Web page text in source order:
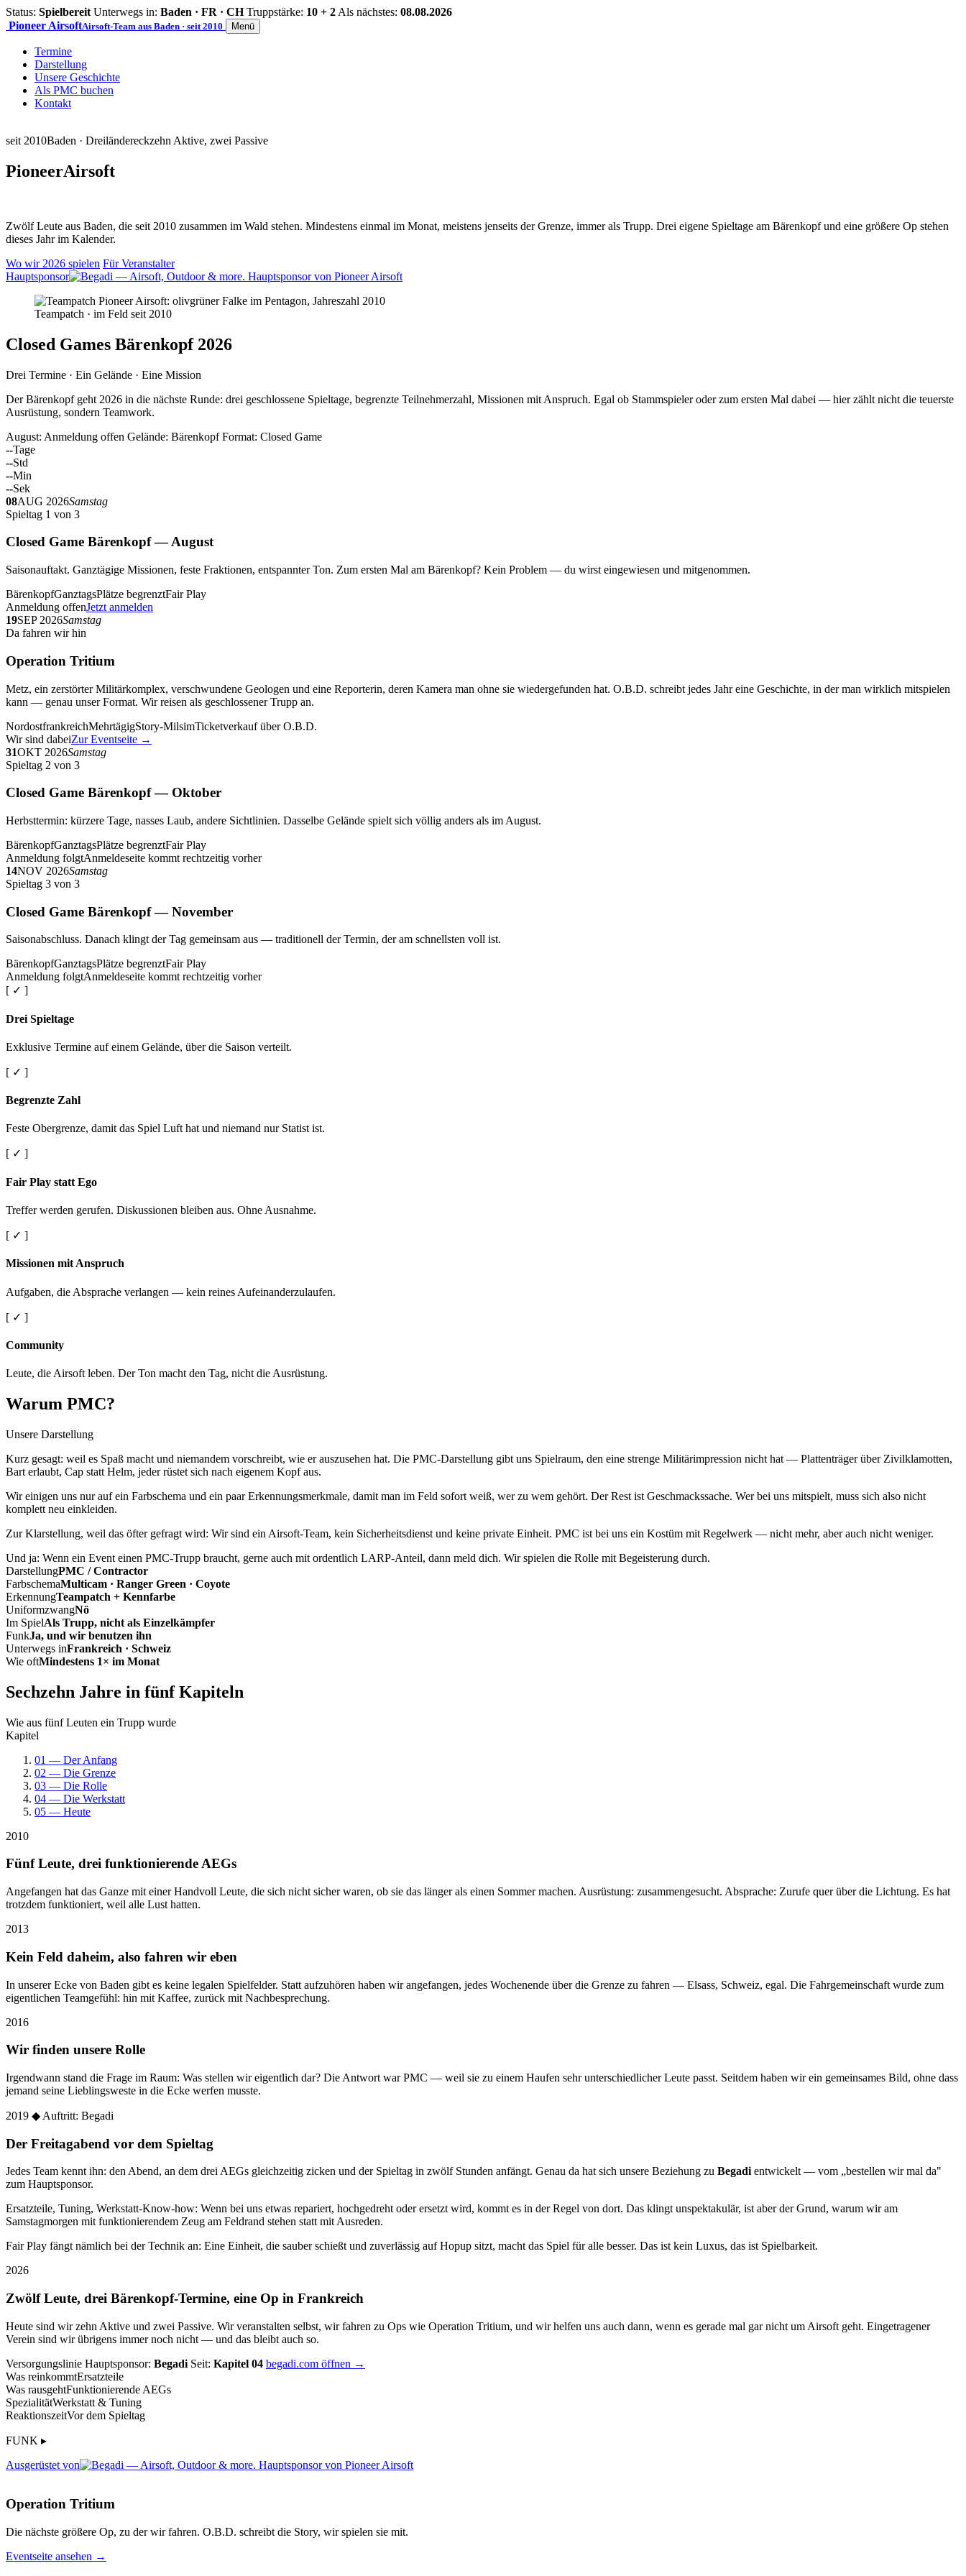
Status: Spielbereit Unterwegs in: Baden · FR · CH Truppstärke: 10 + 2 Als nächstes: 08.08.2026
Pioneer AirsoftAirsoft-Team aus Baden · seit 2010 Menü
Termine
Darstellung
Unsere Geschichte
Als PMC buchen
Kontakt
seit 2010Baden · Dreiländereckzehn Aktive, zwei Passive
PioneerAirsoft
Zwölf Leute aus Baden, die seit 2010 zusammen im Wald stehen. Mindestens einmal im Monat, meistens jenseits der Grenze, immer als Trupp. Drei eigene Spieltage am Bärenkopf und eine größere Op stehen
dieses Jahr im Kalender.
Wo wir 2026 spielen Für Veranstalter
Hauptsponsor
Teampatch · im Feld seit 2010
Closed Games Bärenkopf 2026
Drei Termine · Ein Gelände · Eine Mission
Der Bärenkopf geht 2026 in die nächste Runde: drei geschlossene Spieltage, begrenzte Teilnehmerzahl, Missionen mit Anspruch. Egal ob Stammspieler oder zum ersten Mal dabei — hier zählt nicht die teuerste
Ausrüstung, sondern Teamwork.
August: Anmeldung offen Gelände: Bärenkopf Format: Closed Game
--Tage
--Std
--Min
--Sek
08AUG 2026Samstag
Spieltag 1 von 3
Closed Game Bärenkopf — August
Saisonauftakt. Ganztägige Missionen, feste Fraktionen, entspannter Ton. Zum ersten Mal am Bärenkopf? Kein Problem — du wirst eingewiesen und mitgenommen.
BärenkopfGanztagsPlätze begrenztFair Play
Anmeldung offenJetzt anmelden
19SEP 2026Samstag
Da fahren wir hin
Operation Tritium
Metz, ein zerstörter Militärkomplex, verschwundene Geologen und eine Reporterin, deren Kamera man ohne sie wiedergefunden hat. O.B.D. schreibt jedes Jahr eine Geschichte, in der man wirklich mitspielen
kann — genau unser Format. Wir reisen als geschlossener Trupp an.
NordostfrankreichMehrtägigStory-MilsimTicketverkauf über O.B.D.
Wir sind dabeiZur Eventseite →
31OKT 2026Samstag
Spieltag 2 von 3
Closed Game Bärenkopf — Oktober
Herbsttermin: kürzere Tage, nasses Laub, andere Sichtlinien. Dasselbe Gelände spielt sich völlig anders als im August.
BärenkopfGanztagsPlätze begrenztFair Play
Anmeldung folgtAnmeldeseite kommt rechtzeitig vorher
14NOV 2026Samstag
Spieltag 3 von 3
Closed Game Bärenkopf — November
Saisonabschluss. Danach klingt der Tag gemeinsam aus — traditionell der Termin, der am schnellsten voll ist.
BärenkopfGanztagsPlätze begrenztFair Play
Anmeldung folgtAnmeldeseite kommt rechtzeitig vorher
[ ✓ ]
Drei Spieltage
Exklusive Termine auf einem Gelände, über die Saison verteilt.
[ ✓ ]
Begrenzte Zahl
Feste Obergrenze, damit das Spiel Luft hat und niemand nur Statist ist.
[ ✓ ]
Fair Play statt Ego
Treffer werden gerufen. Diskussionen bleiben aus. Ohne Ausnahme.
[ ✓ ]
Missionen mit Anspruch
Aufgaben, die Absprache verlangen — kein reines Aufeinanderzulaufen.
[ ✓ ]
Community
Leute, die Airsoft leben. Der Ton macht den Tag, nicht die Ausrüstung.
Warum PMC?
Unsere Darstellung
Kurz gesagt: weil es Spaß macht und niemandem vorschreibt, wie er auszusehen hat. Die PMC-Darstellung gibt uns Spielraum, den eine strenge Militärimpression nicht hat — Plattenträger über Zivilklamotten,
Bart erlaubt, Cap statt Helm, jeder rüstet sich nach eigenem Kopf aus.
Wir einigen uns nur auf ein Farbschema und ein paar Erkennungsmerkmale, damit man im Feld sofort weiß, wer zu wem gehört. Der Rest ist Geschmackssache. Wer bei uns mitspielt, muss sich also nicht
komplett neu einkleiden.
Zur Klarstellung, weil das öfter gefragt wird: Wir sind ein Airsoft-Team, kein Sicherheitsdienst und keine private Einheit. PMC ist bei uns ein Kostüm mit Regelwerk — nicht mehr, aber auch nicht weniger.
Und ja: Wenn ein Event einen PMC-Trupp braucht, gerne auch mit ordentlich LARP-Anteil, dann meld dich. Wir spielen die Rolle mit Begeisterung durch.
DarstellungPMC / Contractor
FarbschemaMulticam · Ranger Green · Coyote
ErkennungTeampatch + Kennfarbe
UniformzwangNö
Im SpielAls Trupp, nicht als Einzelkämpfer
FunkJa, und wir benutzen ihn
Unterwegs inFrankreich · Schweiz
Wie oftMindestens 1× im Monat
Sechzehn Jahre in fünf Kapiteln
Wie aus fünf Leuten ein Trupp wurde
Kapitel
01 — Der Anfang
02 — Die Grenze
03 — Die Rolle
04 — Die Werkstatt
05 — Heute
2010
Fünf Leute, drei funktionierende AEGs
Angefangen hat das Ganze mit einer Handvoll Leute, die sich nicht sicher waren, ob sie das länger als einen Sommer machen. Ausrüstung: zusammengesucht. Absprache: Zurufe quer über die Lichtung. Es hat
trotzdem funktioniert, weil alle Lust hatten.
2013
Kein Feld daheim, also fahren wir eben
In unserer Ecke von Baden gibt es keine legalen Spielfelder. Statt aufzuhören haben wir angefangen, jedes Wochenende über die Grenze zu fahren — Elsass, Schweiz, egal. Die Fahrgemeinschaft wurde zum
eigentlichen Teamgefühl: hin mit Kaffee, zurück mit Nachbesprechung.
2016
Wir finden unsere Rolle
Irgendwann stand die Frage im Raum: Was stellen wir eigentlich dar? Die Antwort war PMC — weil sie zu einem Haufen sehr unterschiedlicher Leute passt. Seitdem haben wir ein gemeinsames Bild, ohne dass
jemand seine Lieblingsweste in die Ecke werfen musste.
2019 ◆ Auftritt: Begadi
Der Freitagabend vor dem Spieltag
Jedes Team kennt ihn: den Abend, an dem drei AEGs gleichzeitig zicken und der Spieltag in zwölf Stunden anfängt. Genau da hat sich unsere Beziehung zu Begadientwickelt — vom „bestellen wir mal da"
zum Hauptsponsor.
Ersatzteile, Tuning, Werkstatt-Know-how: Wenn bei uns etwas repariert, hochgedreht oder ersetzt wird, kommt es in der Regel von dort. Das klingt unspektakulär, ist aber der Grund, warum wir am
Samstagmorgen mit funktionierendem Zeug am Feldrand stehen statt mit Ausreden.
Fair Play fängt nämlich bei der Technik an: Eine Einheit, die sauber schießt und zuverlässig auf Hopup sitzt, macht das Spiel für alle besser. Das ist kein Luxus, das ist Spielbarkeit.
2026
Zwölf Leute, drei Bärenkopf-Termine, eine Op in Frankreich
Heute sind wir zehn Aktive und zwei Passive. Wir veranstalten selbst, wir fahren zu Ops wie Operation Tritium, und wir helfen uns auch dann, wenn es gerade mal gar nicht um Airsoft geht. Eingetragener
Verein sind wir übrigens immer noch nicht — und das bleibt auch so.
Versorgungslinie Hauptsponsor: Begadi Seit: Kapitel 04 begadi.com öffnen →
Was reinkommtErsatzteile
Was rausgehtFunktionierende AEGs
SpezialitätWerkstatt & Tuning
ReaktionszeitVor dem Spieltag
FUNK ▸
Ausgerüstet von
Operation Tritium
Die nächste größere Op, zu der wir fahren. O.B.D. schreibt die Story, wir spielen sie mit.
Eventseite ansehen →